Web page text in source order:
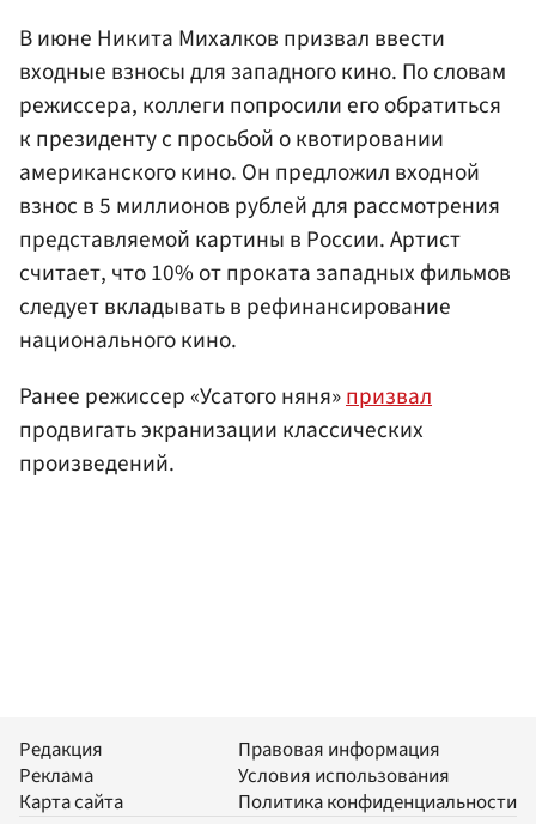
В июне Никита Михалков призвал ввести
входные взносы для западного кино. По словам
режиссера, коллеги попросили его обратиться
к президенту с просьбой о квотировании
американского кино. Он предложил входной
взнос в 5 миллионов рублей для рассмотрения
представляемой картины в России. Артист
считает, что 10% от проката западных фильмов
следует вкладывать в рефинансирование
национального кино.
Ранее режиссер «Усатого няня»призвал
продвигать экранизации классических
произведений.
Редакция
Реклама
Карта сайта
Правовая информация
Условия использования
Политика конфиденциальности